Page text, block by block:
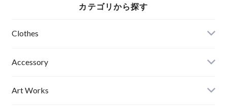
ープ アブサード
カテゴリから探す
Clothes
Mens
Ladies
Accessory
Art Works